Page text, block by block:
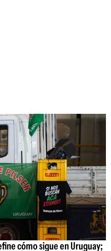
cómo sigue en Uruguay;